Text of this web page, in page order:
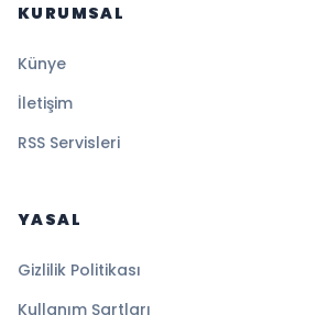
KURUMSAL
Künye
İletişim
RSS Servisleri
YASAL
Gizlilik Politikası
Kullanım Şartları